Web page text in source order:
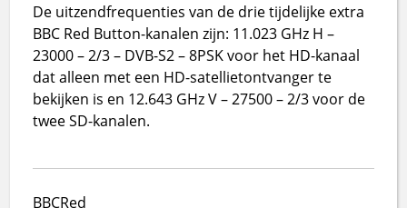
De uitzendfrequenties van de drie tijdelijke extra
BBC Red Button-kanalen zijn: 11.023 GHz H –
23000 – 2/3 – DVB-S2 – 8PSK voor het HD-kanaal
dat alleen met een HD-satellietontvanger te
bekijken is en 12.643 GHz V – 27500 – 2/3 voor de
twee SD-kanalen.
BBCRed